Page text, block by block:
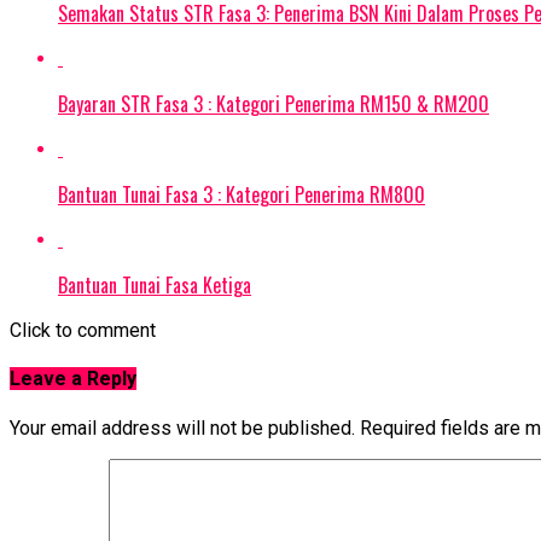
Semakan Status STR Fasa 3: Penerima BSN Kini Dalam Proses
Bayaran STR Fasa 3 : Kategori Penerima RM150 & RM200
Bantuan Tunai Fasa 3 : Kategori Penerima RM800
Bantuan Tunai Fasa Ketiga
Click to comment
Leave a Reply
Your email address will not be published. Required fields are